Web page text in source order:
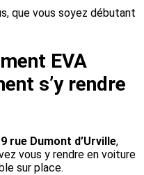
que vous soyez débutant
EVA
s’y rendre
9 rue Dumont d’Urville,
vous y rendre en voiture
sur place.